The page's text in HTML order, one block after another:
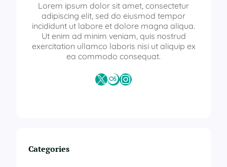
Lorem ipsum dolor sit amet, consectetur
adipiscing elit, sed do eiusmod tempor
incididunt ut labore et dolore magna aliqua.
Ut enim ad minim veniam, quis nostrud
exercitation ullamco laboris nisi ut aliquip ex
ea commodo consequat.
X Last.fmInstagram
Categories